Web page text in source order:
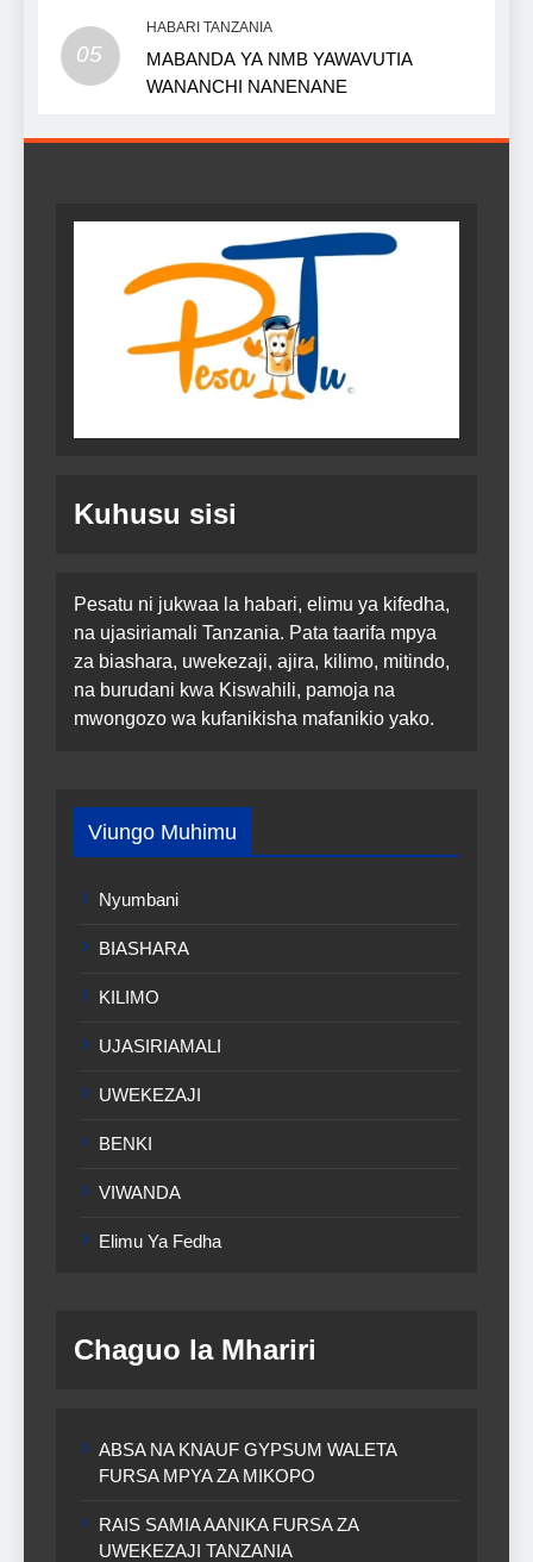
05
HABARI TANZANIA
MABANDA YA NMB YAWAVUTIA
WANANCHI NANENANE
Kuhusu sisi
Pesatu ni jukwaa la habari, elimu ya kifedha,
na ujasiriamali Tanzania. Pata taarifa mpya
za biashara, uwekezaji, ajira, kilimo, mitindo,
na burudani kwa Kiswahili, pamoja na
mwongozo wa kufanikisha mafanikio yako.
Viungo Muhimu
Nyumbani
BIASHARA
KILIMO
UJASIRIAMALI
UWEKEZAJI
BENKI
VIWANDA
Elimu Ya Fedha
Chaguo la Mhariri
ABSA NA KNAUF GYPSUM WALETA
FURSA MPYA ZA MIKOPO
RAIS SAMIA AANIKA FURSA ZA
UWEKEZAJI TANZANIA